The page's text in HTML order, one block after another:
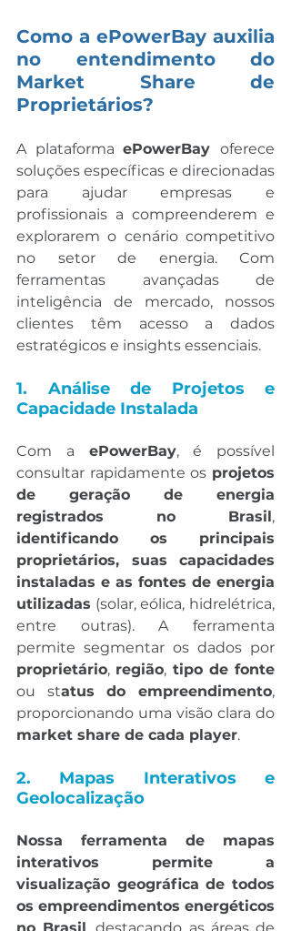
Como a ePowerBay auxilia
no entendimento do
Market Share de
Proprietários?
A plataforma ePowerBay oferece
soluções específicas e direcionadas
para ajudar empresas e
profissionais a compreenderem e
explorarem o cenário competitivo
no setor de energia. Com
ferramentas avançadas de
inteligência de mercado, nossos
clientes têm acesso a dados
estratégicos e insights essenciais.
1. Análise de Projetos e
Capacidade Instalada
Com a ePowerBay, é possível
consultar rapidamente os projetos
de geração de energia
registrados no Brasil
identificando os principais
proprietários, suas capacidades
instaladas e as fontes de energia
utilizadas (solar, eólica, hidrelétrica,
entre outras). A ferramenta
proprietário, região,
ou status do empreendimento,
market share de cada player.
2. Mapas Interativos e
Geolocalização
Nossa ferramenta de mapas
interativos permite a
visualização geográfica de todos
os empreendimentos energéticos